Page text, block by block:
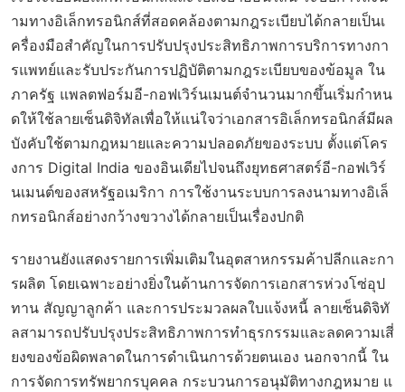
ามทางอิเล็กทรอนิกส์ที่สอดคล้องตามกฎระเบียบได้กลายเป็นเ
ครื่องมือสำคัญในการปรับปรุงประสิทธิภาพการบริการทางกา
รแพทย์และรับประกันการปฏิบัติตามกฎระเบียบของข้อมูล ใน
ภาครัฐ แพลตฟอร์มอี-กอฟเวิร์นเมนต์จำนวนมากขึ้นเริ่มกำหน
ดให้ใช้ลายเซ็นดิจิทัลเพื่อให้แน่ใจว่าเอกสารอิเล็กทรอนิกส์มีผล
บังคับใช้ตามกฎหมายและความปลอดภัยของระบบ ตั้งแต่โคร
งการ Digital India ของอินเดียไปจนถึงยุทธศาสตร์อี-กอฟเวิร์
นเมนต์ของสหรัฐอเมริกา การใช้งานระบบการลงนามทางอิเล็
กทรอนิกส์อย่างกว้างขวางได้กลายเป็นเรื่องปกติ
รายงานยังแสดงรายการเพิ่มเติมในอุตสาหกรรมค้าปลีกและกา
รผลิต โดยเฉพาะอย่างยิ่งในด้านการจัดการเอกสารห่วงโซ่อุป
ทาน สัญญาลูกค้า และการประมวลผลใบแจ้งหนี้ ลายเซ็นดิจิทั
ลสามารถปรับปรุงประสิทธิภาพการทำธุรกรรมและลดความเสี่
ยงของข้อผิดพลาดในการดำเนินการด้วยตนเอง นอกจากนี้ ใน
การจัดการทรัพยากรบุคคล กระบวนการอนุมัติทางกฎหมาย แ